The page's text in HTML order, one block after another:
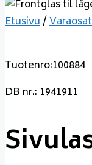
Etusivu/Varaosat
Tuotenro:100884
DB nr.: 1941911